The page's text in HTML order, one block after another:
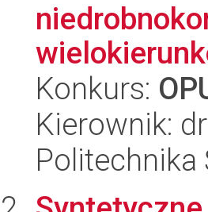
Konkurs:
Kierownik:
Politechnika